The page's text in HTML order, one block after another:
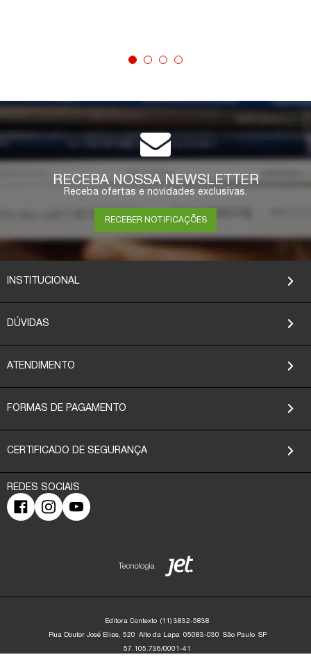
COMPRAR
RECEBA NOSSA NEWSLETTER
Receba ofertas e novidades exclusivas.
RECEBER NOTIFICAÇÕES
INSTITUCIONAL
DÚVIDAS
ATENDIMENTO
FORMAS DE PAGAMENTO
CERTIFICADO DE SEGURANÇA
Editora Contexto (11) 3832-5838
Rua Doutor José Elias, 520 Alto da Lapa 05083-030 São Paulo SP
57.105.736/0001-41